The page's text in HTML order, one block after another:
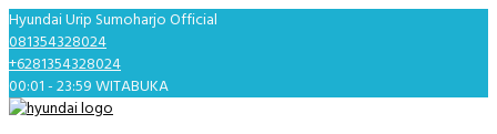
Hyundai Urip Sumoharjo Official
081354328024
+6281354328024
00:01 - 23:59 WITABUKA